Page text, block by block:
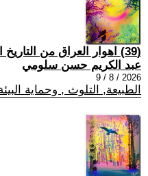
(39) اهوار العراق من التاريخ الزاهر إلى معركة البقاء
عبد الكريم حسن سلومي
2026 / 8 / 9
الطبيعة, التلوث , وحماية